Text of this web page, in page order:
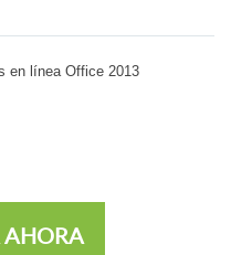
en línea Office 2013
AHORA